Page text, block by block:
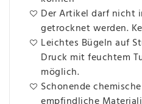
Der Artikel darf nicht
getrocknet werden.
Leichtes Bügeln auf
Druck mit feuchtem
möglich.
Schonende